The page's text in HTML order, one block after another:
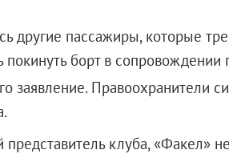
другие пассажиры, которые
борт в сопровождении
заявление. Правоохранители
клуба, «Факел»